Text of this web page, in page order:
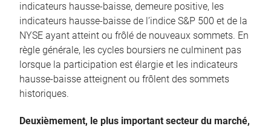
indicateurs hausse-baisse, demeure positive, les
indicateurs hausse-baisse de l’indice S&P 500 et de la
NYSE ayant atteint ou frôlé de nouveaux sommets. En
règle générale, les cycles boursiers ne culminent pas
lorsque la participation est élargie et les indicateurs
hausse-baisse atteignent ou frôlent des sommets
historiques.
Deuxièmement, le plus important secteur du marché,